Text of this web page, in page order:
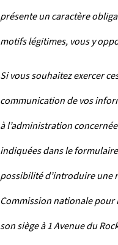
présente un caractère
motifs légitimes, vous y
Si vous souhaitez exercer
communication de vos
à l’administration
indiquées dans le
possibilité d’introduire une
Commission nationale
son siège à 1 Avenue du